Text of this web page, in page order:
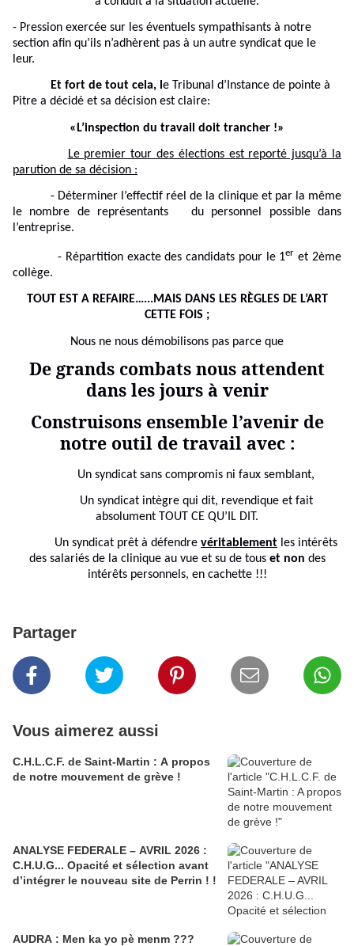
- Pression exercée sur les éventuels sympathisants à notre
section afin qu’ils n’adhèrent pas à un autre syndicat que le
leur.
Et fort de tout cela, le Tribunal d’Instance de pointe à
Pitre a décidé et sa décision est claire:
«L’inspection du travail doit trancher !»
Le premier tour des élections est reporté jusqu’à la
parution de sa décision :
- Déterminer l’effectif réel de la clinique et par la même
le nombre de représentants du personnel possible dans
l’entreprise.
- Répartition exacte des candidats pour le 1er et 2ème
collège.
TOUT EST A REFAIRE…...MAIS DANS LES RÈGLES DE L’ART
CETTE FOIS ;
Nous ne nous démobilisons pas parce que
De grands combats nous attendent
dans les jours à venir
Construisons ensemble l’avenir de
notre outil de travail avec :
Un syndicat sans compromis ni faux semblant,
Un syndicat intègre qui dit, revendique et fait
absolument TOUT CE QU’IL DIT.
Un syndicat prêt à défendre véritablement les intérêts
des salariés de la clinique au vue et su de tous et non des
intérêts personnels, en cachette !!!
Partager
Vous aimerez aussi
C.H.L.C.F. de Saint-Martin : A propos
de notre mouvement de grève !
ANALYSE FEDERALE – AVRIL 2026 :
C.H.U.G... Opacité et sélection avant
d’intégrer le nouveau site de Perrin ! !
AUDRA : Men ka yo pè menm ???